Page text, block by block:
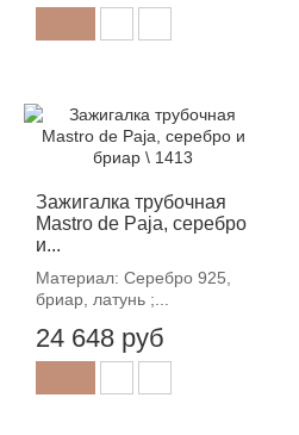
Зажигалка трубочная
Mastro de Paja, серебро
и...
Материал: Серебро 925,
бриар, латунь ;...
24 648 руб